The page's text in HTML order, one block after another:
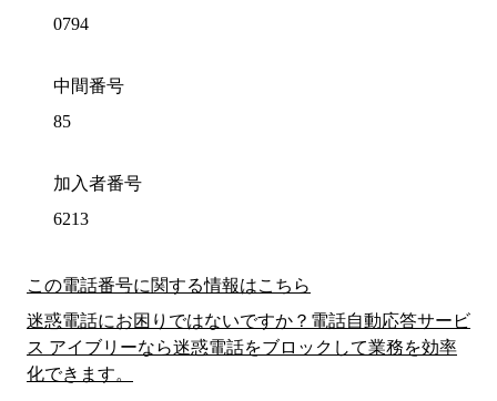
0794
中間番号
85
加入者番号
6213
この電話番号に関する情報はこちら
迷惑電話にお困りではないですか？電話自動応答サービ
ス アイブリーなら迷惑電話をブロックして業務を効率
化できます。